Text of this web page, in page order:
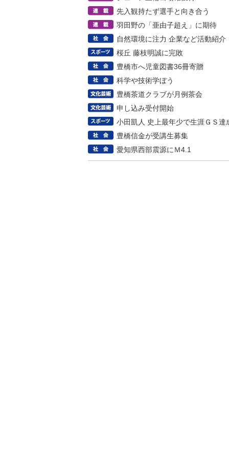
先入観持たず選手と向き合う
羽田野の「亜由子超え」に期待
自然環境に注力 企業など活動紹介
桜丘 藤枝明誠に完敗
豊橋市へ児童図書36冊寄贈
科学や技術学ぼう
豊橋茶道クラブが月例茶会
申し込み受付開始
小田凱人 史上最年少で生涯ＧＳ達
豊橋信金が受講生募集
愛知県西部震源にＭ4.1